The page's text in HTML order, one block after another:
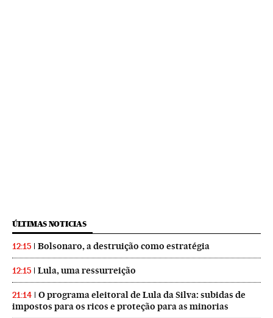
ÚLTIMAS NOTICIAS
12:15 Bolsonaro, a destruição como estratégia
12:15 Lula, uma ressurreição
21:14
O programa eleitoral de Lula da Silva: subidas de
impostos para os ricos e proteção para as minorias